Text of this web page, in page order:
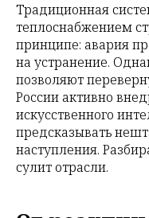
Традиционная
теплоснабжением
принципе: авария
на устранение.
позволяют
России активно
искусственного
предсказывать
наступления.
сулит отрасли.